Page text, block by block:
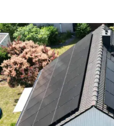
Speicher